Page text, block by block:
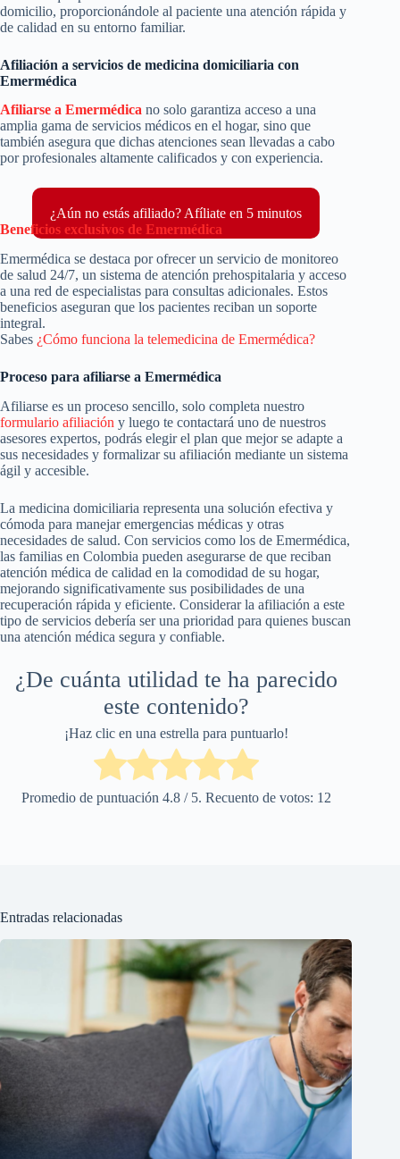
domicilio, proporcionándole al paciente una atención rápida y
de calidad en su entorno familiar.
Afiliación a servicios de medicina domiciliaria con
Emermédica
Afiliarse a Emermédica no solo garantiza acceso a una
amplia gama de servicios médicos en el hogar, sino que
también asegura que dichas atenciones sean llevadas a cabo
por profesionales altamente calificados y con experiencia.
¿Aún no estás afiliado? Afíliate en 5 minutos
Beneficios exclusivos de Emermédica
Emermédica se destaca por ofrecer un servicio de monitoreo
de salud 24/7, un sistema de atención prehospitalaria y acceso
a una red de especialistas para consultas adicionales. Estos
beneficios aseguran que los pacientes reciban un soporte
integral.
Sabes ¿Cómo funciona la telemedicina de Emermédica?
Proceso para afiliarse a Emermédica
Afiliarse es un proceso sencillo, solo completa nuestro
formulario afiliación y luego te contactará uno de nuestros
asesores expertos, podrás elegir el plan que mejor se adapte a
sus necesidades y formalizar su afiliación mediante un sistema
ágil y accesible.
La medicina domiciliaria representa una solución efectiva y
cómoda para manejar emergencias médicas y otras
necesidades de salud. Con servicios como los de Emermédica,
las familias en Colombia pueden asegurarse de que reciban
atención médica de calidad en la comodidad de su hogar,
mejorando significativamente sus posibilidades de una
recuperación rápida y eficiente. Considerar la afiliación a este
tipo de servicios debería ser una prioridad para quienes buscan
una atención médica segura y confiable.
¿De cuánta utilidad te ha parecido
este contenido?
¡Haz clic en una estrella para puntuarlo!
Promedio de puntuación 4.8/ 5. Recuento de votos: 12
Entradas relacionadas